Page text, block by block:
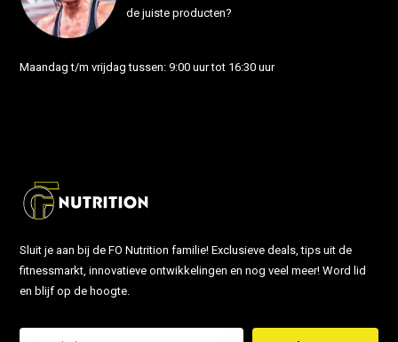
de juiste producten?
Maandag t/m vrijdag tussen: 9:00 uur tot 16:30 uur
Sluit je aan bij de FO Nutrition familie! Exclusieve deals, tips uit de
fitnessmarkt, innovatieve ontwikkelingen en nog veel meer! Word lid
en blijf op de hoogte.